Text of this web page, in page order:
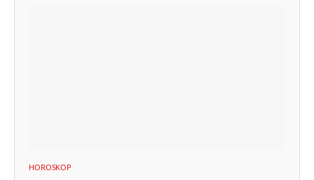
HOROSKOP